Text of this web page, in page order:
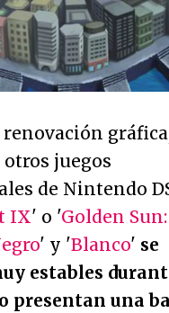
renovación
juegos
de Nintendo
IX' o 'Golden
' y 'Blanco' se
estables
presentan una